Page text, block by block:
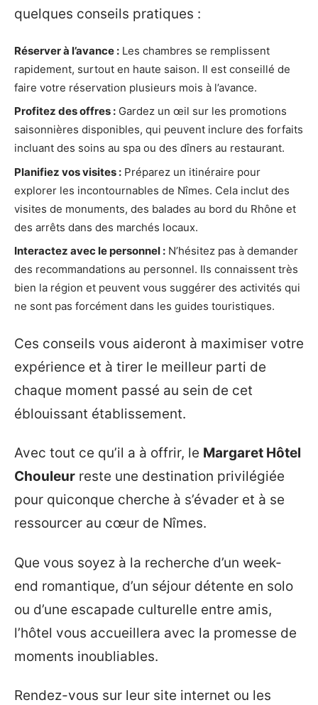
quelques conseils pratiques :
Réserver à l’avance : Les chambres se remplissent
rapidement, surtout en haute saison. Il est conseillé de
faire votre réservation plusieurs mois à l’avance.
Profitez des offres : Gardez un œil sur les promotions
saisonnières disponibles, qui peuvent inclure des forfaits
incluant des soins au spa ou des dîners au restaurant.
Planifiez vos visites : Préparez un itinéraire pour
explorer les incontournables de Nîmes. Cela inclut des
visites de monuments, des balades au bord du Rhône et
des arrêts dans des marchés locaux.
Interactez avec le personnel : N’hésitez pas à demander
des recommandations au personnel. Ils connaissent très
bien la région et peuvent vous suggérer des activités qui
ne sont pas forcément dans les guides touristiques.
Ces conseils vous aideront à maximiser votre
expérience et à tirer le meilleur parti de
chaque moment passé au sein de cet
éblouissant établissement.
Avec tout ce qu’il a à offrir, le Margaret Hôtel
Chouleur reste une destination privilégiée
pour quiconque cherche à s’évader et à se
ressourcer au cœur de Nîmes.
Que vous soyez à la recherche d’un week-
end romantique, d’un séjour détente en solo
ou d’une escapade culturelle entre amis,
l’hôtel vous accueillera avec la promesse de
moments inoubliables.
Rendez-vous sur leur site internet ou les